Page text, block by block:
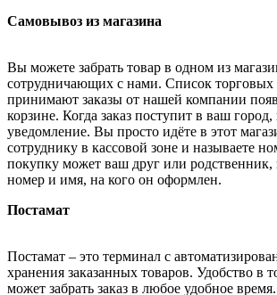
Самовывоз из магазина
Вы можете забрать товар в одном из
сотрудничающих с нами. Список торговых
принимают заказы от нашей компании
корзине. Когда заказ поступит в ваш
уведомление. Вы просто идёте в этот
сотруднику в кассовой зоне и называете
покупку может ваш друг или родственник,
номер и имя, на кого он оформлен.
Постамат
Постамат – это терминал с
хранения заказанных товаров. Удобство в
может забрать заказ в любое удобное время.